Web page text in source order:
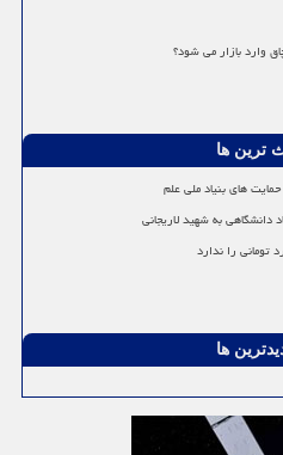
وارد بازار می شود؟
ترین ها
های بنیاد ملی علم
دانشگاهی به شهید لاریجانی
ها